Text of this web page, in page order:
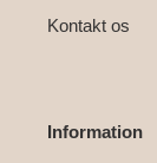
Kontakt os
Information